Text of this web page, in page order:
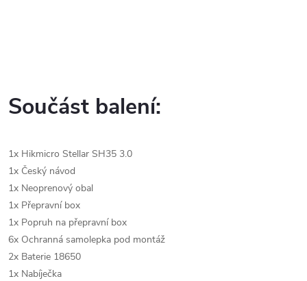
Součást balení:
1x Hikmicro Stellar SH35 3.0
1x Český návod
1x Neoprenový obal
1x Přepravní box
1x Popruh na přepravní box
6x Ochranná samolepka pod montáž
2x Baterie 18650
1x Nabíječka